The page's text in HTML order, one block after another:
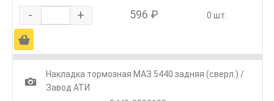
- + 596 ₽ 0 шт.
Ä
1
Накладка тормозная МАЗ 5440 задняя (сверл.) /
Завод АТИ